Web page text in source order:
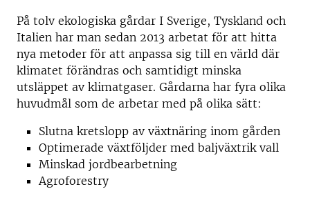
På tolv ekologiska gårdar I Sverige, Tyskland och
Italien har man sedan 2013 arbetat för att hitta
nya metoder för att anpassa sig till en värld där
klimatet förändras och samtidigt minska
utsläppet av klimatgaser. Gårdarna har fyra olika
huvudmål som de arbetar med på olika sätt:
Slutna kretslopp av växtnäring inom gården
Optimerade växtföljder med baljväxtrik vall
Minskad jordbearbetning
Agroforestry